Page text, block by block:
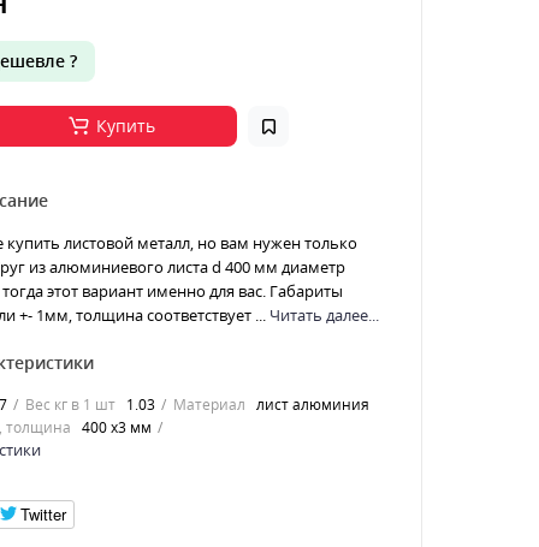
?
Купить
купить листовой металл, но вам нужен только
из алюминиевого листа d 400 мм диаметр
этот вариант именно для вас. Габариты
+- 1мм, толщина соответствует ... Читать далее...
Вес кг в 1 шт 1.03 Материал лист алюминия
толщина 400 х3 мм
Twitter